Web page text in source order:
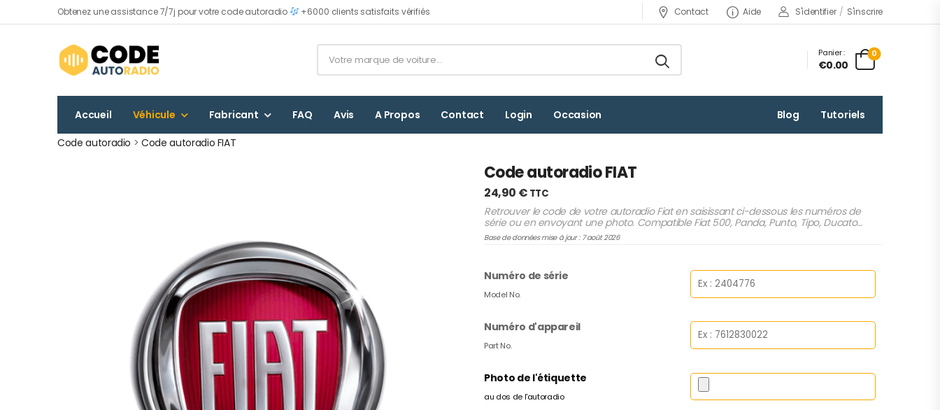
Obtenez une assistance 7/7j pour votre code autoradio +6000 clients satisfaits vérifiés Contact Aide S'identifier / S'inscrire
Panier :
€0.00
0
Accueil Véhicule Fabricant FAQ Avis A Propos Contact Login Occasion Blog
Tutoriels
Code autoradio >Code autoradio FIAT
Code autoradio FIAT
24,90 € TTC
Retrouver le code de votre autoradio Fiat en saisissant ci-dessous les numéros de
série ou en envoyant une photo. Compatible Fiat 500, Panda, Punto, Tipo, Ducato…
Base de données mise à jour : 7 août 2026
Numéro de série
Model No.
Numéro d'appareil
Part No.
Photo de l'étiquette
au dos de l'autoradio